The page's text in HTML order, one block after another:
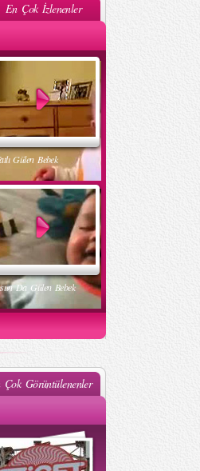
En Çok İzlenenler
Gülen Bebek
Da Gülen Bebek
Çok Görüntülenenler